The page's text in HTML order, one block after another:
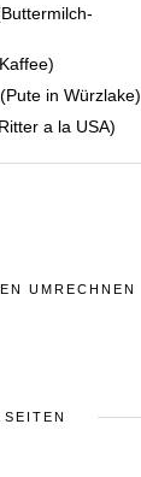
in Würzlake)
a la USA)
UMRECHNEN